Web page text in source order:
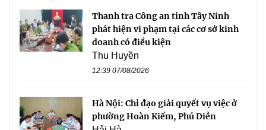
Thanh tra Công an tỉnh Tây Ninh
phát hiện vi phạm tại các cơ sở kinh
doanh có điều kiện
Thu Huyền
12:39 07/08/2026
Hà Nội: Chỉ đạo giải quyết vụ việc ở
phường Hoàn Kiếm, Phú Diễn